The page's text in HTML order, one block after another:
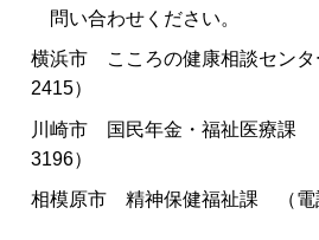
問い合わせください。
横浜市 こころの健康相談セン
2415）
川崎市 国民年金・福祉医療課
3196）
相模原市 精神保健福祉課 （電